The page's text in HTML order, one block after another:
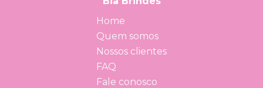
Home
Quem somos
Nossos clientes
FAQ
Fale conosco